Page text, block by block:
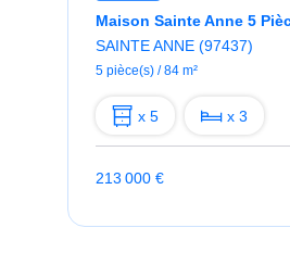
Maison Sainte Anne 5
SAINTE ANNE (97437)
5 pièce(s) / 84 m²
x 5 x 3
213 000 €